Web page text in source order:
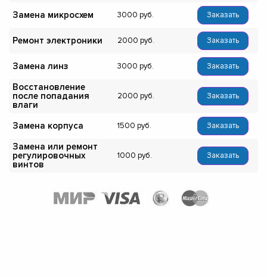
Замена микросхем 3000 Заказать
Ремонт электроники 2000 Заказать
Замена линз 3000 Заказать
Восстановление
после попадания
влаги
2000 Заказать
Замена корпуса 1500 Заказать
Замена или ремонт
регулировочных
винтов
1000 Заказать